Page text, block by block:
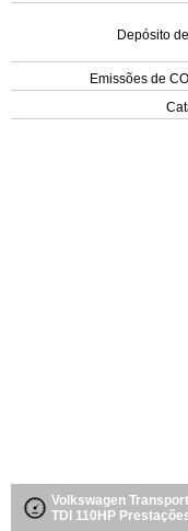
Depósito
Emissões de
Volkswagen
TDI 110HP